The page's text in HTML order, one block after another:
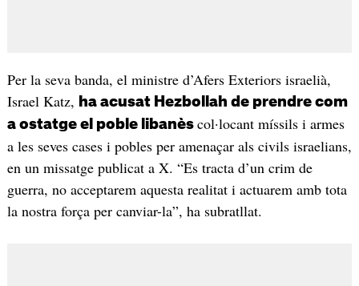
Per la seva banda, el ministre d’Afers Exteriors israelià,
Israel Katz, ha acusat Hezbollah de prendre com
a ostatge el poble libanès col·locant míssils i armes
a les seves cases i pobles per amenaçar als civils israelians,
en un missatge publicat a X. “Es tracta d’un crim de
guerra, no acceptarem aquesta realitat i actuarem amb tota
la nostra força per canviar-la”, ha subratllat.